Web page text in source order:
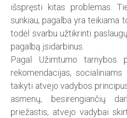
išspręsti kitas problemas.
sunkiau, pagalba yra teikiama
todėl svarbu užtikrinti
pagalbą įsidarbinus.
Pagal Užimtumo tarnybos
rekomendacijas,
taikyti atvejo vadybos
asmenų, besirengiančių
priežastis, atvejo vadybai